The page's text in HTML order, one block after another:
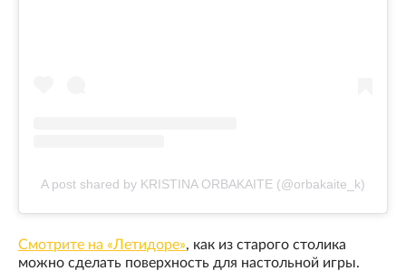
A post shared by KRISTINA ORBAKAITE (@orbakaite_k)
Смотрите на «Летидоре», как из старого столика
можно сделать поверхность для настольной игры.